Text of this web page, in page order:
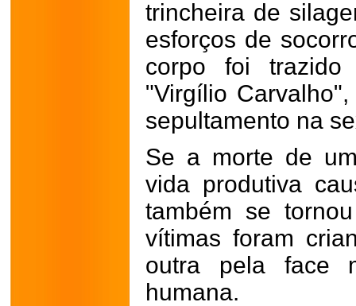
trincheira de
esforços de
corpo foi
"Virgílio
sepultamento na
Se a morte de
vida produtiva
também se
vítimas foram
outra pela face
humana.